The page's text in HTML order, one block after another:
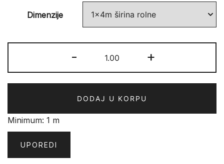
Dimenzije
-
MIX
količina
+
DODAJ U KORPU
Minimum: 1 m
UPOREDI